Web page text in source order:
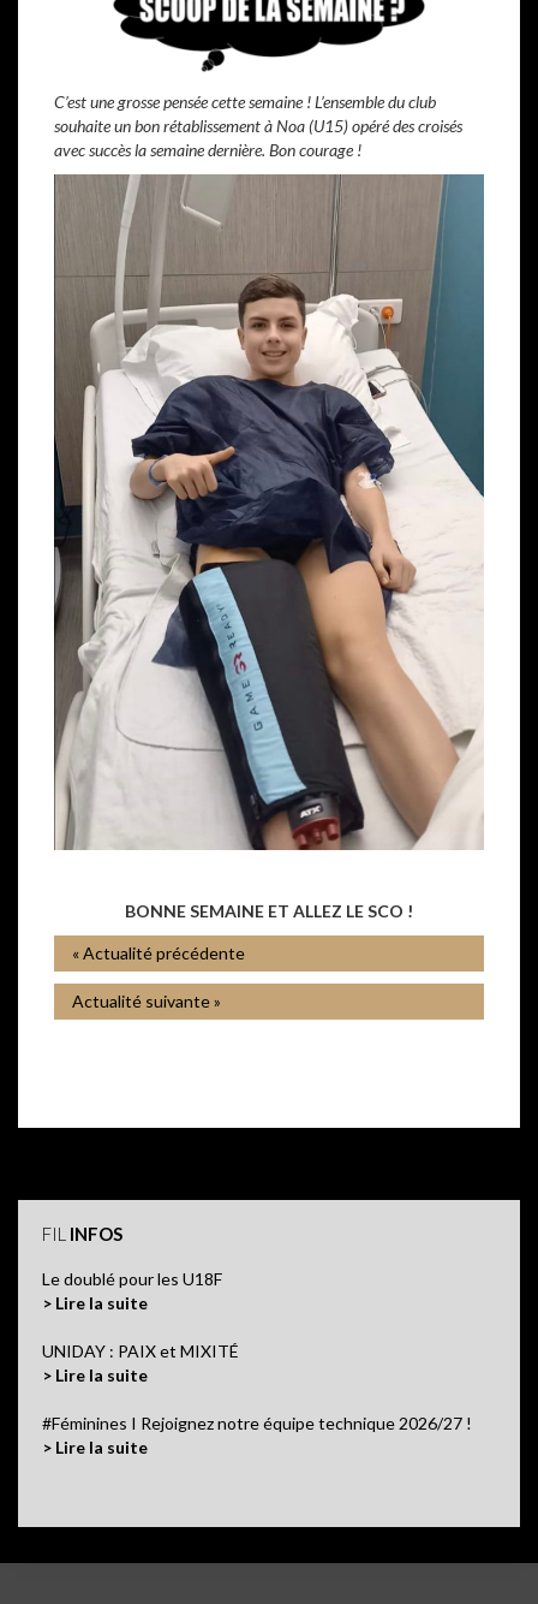
C’est une grosse pensée cette semaine ! L’ensemble du club
souhaite un bon rétablissement à Noa (U15) opéré des croisés
avec succès la semaine dernière. Bon courage !
BONNE SEMAINE ET ALLEZ LE SCO !
« Actualité précédente
Actualité suivante »
FIL INFOS
Le doublé pour les U18F
> Lire la suite
UNIDAY : PAIX et MIXITÉ
> Lire la suite
#Féminines I Rejoignez notre équipe technique 2026/27 !
> Lire la suite